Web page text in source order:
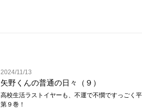
2024/11/13
矢野くんの普通の日々（９）
高校生活ラストイヤーも、不運で不憫ですっごく
第９巻！